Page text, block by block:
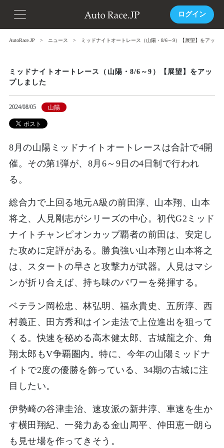
ログイン
AutoRace.JP ニュース ミッドナイトオートレース（山陽・8/6～9）【展望】をアップ
ミッドナイトオートレース（山陽・8/6～9）【展望】をアッ
プしました
2024/08/05 山陽
8月の山陽ミッドナイトオートレースは合計で4開
催。その第1弾が、8月6～9日の4日制で行われ
る。
総合力で上回る地元A級の前田淳、山本翔、山本
将之、人見剛志がシリーズの中心。初代G2ミッド
ナイトチャンピオンカップ覇者の前田は、安定し
た攻めに定評がある。勝負強い山本翔と山本将之
は、スタートの早さと攻撃力が武器。人見はマシ
ンが折り合えば、持ち味のパワーを発揮する。
ベテラン岡松忠、林弘明、福永貴史、五所淳、西
村義正、田方秀和はイン走法で上位進出を狙って
くる。快速を秘める高木健太郎、古城龍之介、角
翔太郎もV争覇圏内。特に、今年の山陽ミッドナ
イトで2度の優勝を飾っている、34期の古城に注
目したい。
伊勢崎の谷津圭治、速攻派の新井淳、車速を生か
す横田翔紀、一発力ある金山周平、仲田恵一朗ら
も見せ場を作ってきそう。